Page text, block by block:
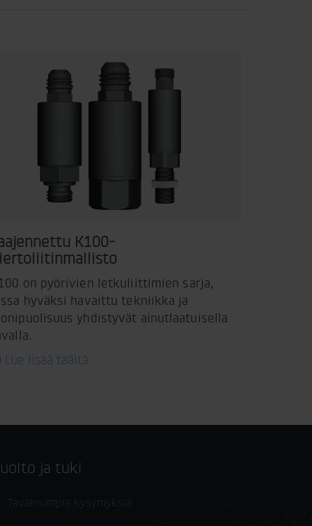
K100-
on pyörivien letkuliittimien sarja,
hyväksi havaittu tekniikka ja
yhdistyvät ainutlaatuisella
Lue lisää täältä
ja tuki
Tavallisimpia kysymyksiä